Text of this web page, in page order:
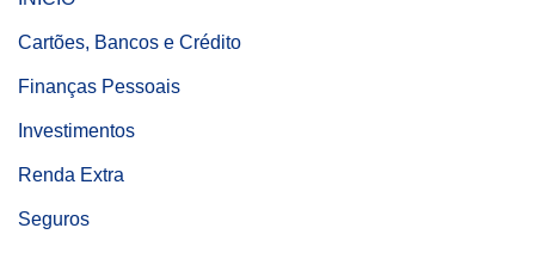
Cartões, Bancos e Crédito
Finanças Pessoais
Investimentos
Renda Extra
Seguros